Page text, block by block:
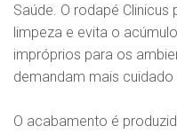
Saúde. O rodapé
limpeza e evita o
impróprios para os
demandam mais cuidado
O acabamento é